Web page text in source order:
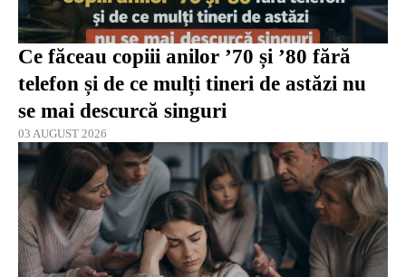
Ce făceau copiii anilor ’70 și ’80 fără
telefon și de ce mulți tineri de astăzi nu
se mai descurcă singuri
03 AUGUST 2026